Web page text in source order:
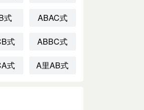
式 ABAC式
式 ABBC式
式 A里AB式